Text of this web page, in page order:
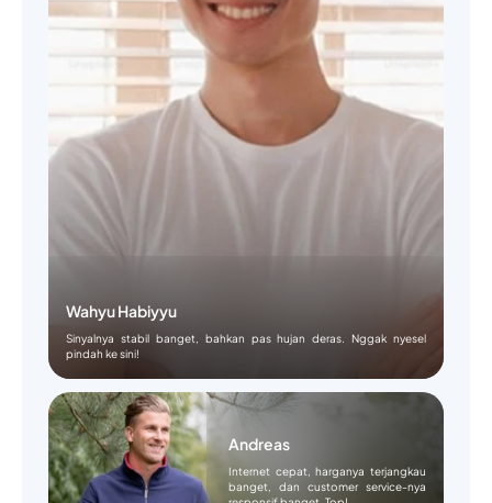
Wahyu Habiyyu
Sinyalnya stabil banget, bahkan pas hujan deras. Nggak nyesel
pindah ke sini!
Andreas
Internet cepat, harganya terjangkau
banget, dan customer service-nya